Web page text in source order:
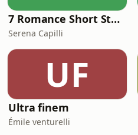
7 Romance Short Stories in Italian (Graded Reader for Intermediate Learners (CEFR B1-B2)
Serena Capilli
UF
Ultra finem
Émile venturelli